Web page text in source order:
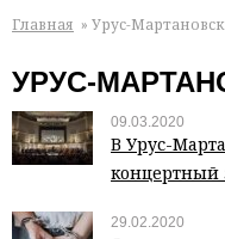
Главная » Урус-
УРУС-
09.03.2020
В Урус-
концертный
29.02.2020